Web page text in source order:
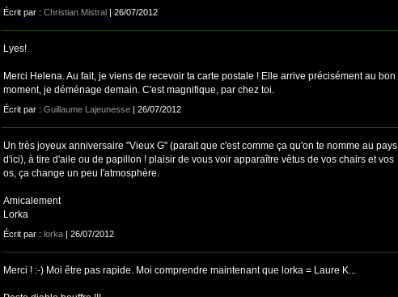
Écrit par : Christian Mistral | 26/07/2012
Lyes!
Merci Helena. Au fait, je viens de recevoir ta carte postale ! Elle arrive précisément au bon
moment, je déménage demain. C'est magnifique, par chez toi.
Écrit par : Guillaume Lajeunesse | 26/07/2012
Un très joyeux anniversaire "Vieux G" (parait que c'est comme ça qu'on te nomme au pays
d'ici), à tire d'aile ou de papillon ! plaisir de vous voir apparaître vêtus de vos chairs et vos
os, ça change un peu l'atmosphère.
Amicalement
Lorka
Écrit par : lorka | 26/07/2012
Merci ! :-) Moi être pas rapide. Moi comprendre maintenant que lorka = Laure K...